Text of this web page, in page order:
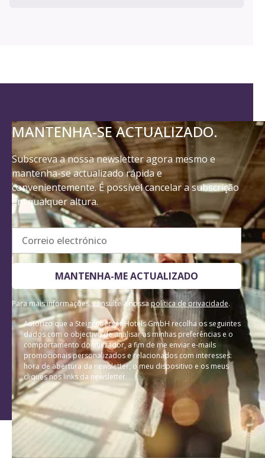
MANTENHA-SE ACTUALIZADO.
Subscreva a nossa newsletter agora mesmo e
mantenha-se actualizado rápida e
convenientemente. É possível cancelar a subscrição
em qualquer altura.
Correio electrónico
MANTENHA-ME ACTUALIZADO
Para mais informações, consulte a nossapolítica de privacidade.
Autorizo que a Steigenberger Hotels GmbH recolha os seguintes
dados com o objectivo de analisar as minhas preferências e o
comportamento do utilizador, a fim de me enviar e-mails
promocionais personalizados e relacionados com interesses:
hora de abertura da newsletter, o meu dispositivo e os meus
cliques nos links da newsletter.